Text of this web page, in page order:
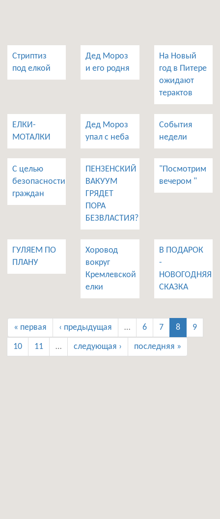
Стриптиз
под елкой
Дед Мороз
и его родня
На Новый
год в Питере
ожидают
терактов
ЕЛКИ-
МОТАЛКИ
Дед Мороз
упал с неба
События
недели
С целью
безопасности
граждан
ПЕНЗЕНСКИЙ
ВАКУУМ
ГРЯДЕТ
ПОРА
БЕЗВЛАСТИЯ?
"Посмотрим
вечером "
ГУЛЯЕМ ПО
ПЛАНУ
Хоровод
вокруг
Кремлевской
елки
В ПОДАРОК
-
НОВОГОДНЯЯ
СКАЗКА
« первая ‹ предыдущая … 6 7 8 9
10 11 … следующая › последняя »